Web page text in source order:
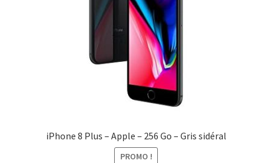
iPhone 8 Plus – Apple – 256 Go – Gris sidéral
PROMO !